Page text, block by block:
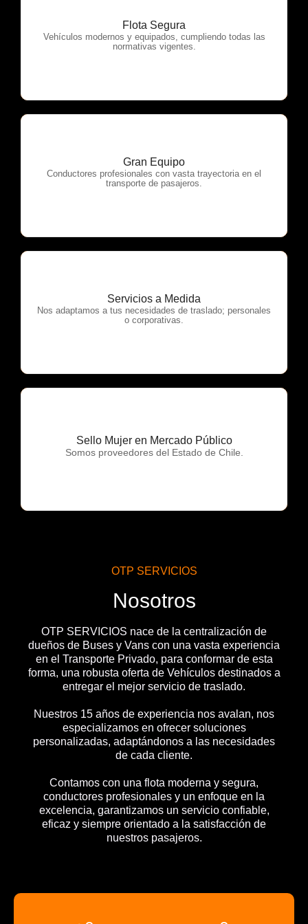
Flota Segura
Vehículos modernos y equipados, cumpliendo todas las
normativas vigentes.
OTP Servicios
Gran Equipo
Conductores profesionales con vasta trayectoria en el
transporte de pasajeros.
OTP Servicios
Servicios a Medida
Nos adaptamos a tus necesidades de traslado; personales
o corporativas.
OTP Servicios
Sello Mujer en Mercado Público
Somos proveedores del Estado de Chile.
OTP Servicios
OTP SERVICIOS
Nosotros
OTP SERVICIOS nace de la centralización de
dueños de Buses y Vans con una vasta experiencia
en el Transporte Privado, para conformar de esta
forma, una robusta oferta de Vehículos destinados a
entregar el mejor servicio de traslado.
Nuestros 15 años de experiencia nos avalan, nos
especializamos en ofrecer soluciones
personalizadas, adaptándonos a las necesidades
de cada cliente.
Contamos con una flota moderna y segura,
conductores profesionales y un enfoque en la
excelencia, garantizamos un servicio confiable,
eficaz y siempre orientado a la satisfacción de
nuestros pasajeros.